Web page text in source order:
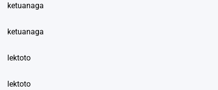
ketuanaga
ketuanaga
lektoto
lektoto